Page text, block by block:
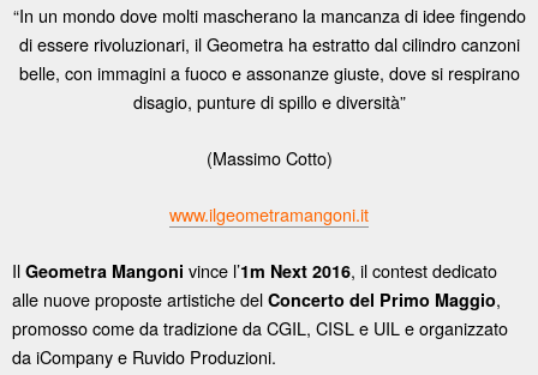
“In un mondo dove molti mascherano la mancanza di idee fingendo
di essere rivoluzionari, il Geometra ha estratto dal cilindro canzoni
belle, con immagini a fuoco e assonanze giuste, dove si respirano
disagio, punture di spillo e diversità”
(Massimo Cotto)
www.ilgeometramangoni.it
Il Geometra Mangoni vince l’1m Next 2016, il contest dedicato
alle nuove proposte artistiche del Concerto del Primo Maggio,
promosso come da tradizione da CGIL, CISL e UIL e organizzato
da iCompany e Ruvido Produzioni.